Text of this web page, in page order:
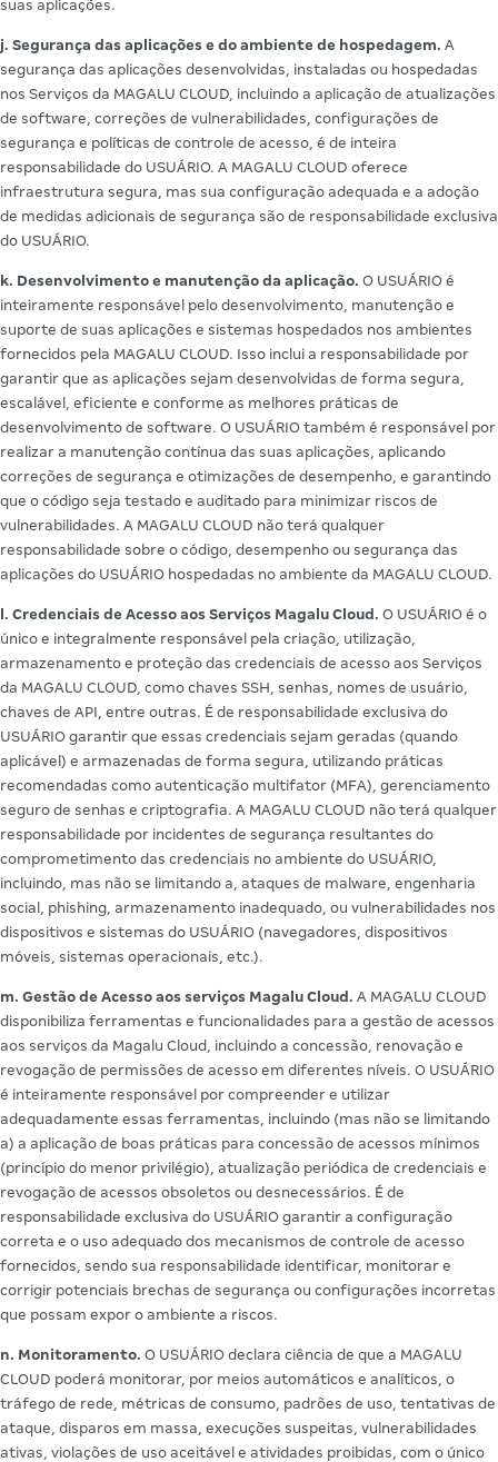
suas aplicações.
j. Segurança das aplicações e do ambiente de hospedagem. A
segurança das aplicações desenvolvidas, instaladas ou hospedadas
nos Serviços da MAGALU CLOUD, incluindo a aplicação de atualizações
de software, correções de vulnerabilidades, configurações de
segurança e políticas de controle de acesso, é de inteira
responsabilidade do USUÁRIO. A MAGALU CLOUD oferece
infraestrutura segura, mas sua configuração adequada e a adoção
de medidas adicionais de segurança são de responsabilidade exclusiva
do USUÁRIO.
k. Desenvolvimento e manutenção da aplicação. O USUÁRIO é
inteiramente responsável pelo desenvolvimento, manutenção e
suporte de suas aplicações e sistemas hospedados nos ambientes
fornecidos pela MAGALU CLOUD. Isso inclui a responsabilidade por
garantir que as aplicações sejam desenvolvidas de forma segura,
escalável, eficiente e conforme as melhores práticas de
desenvolvimento de software. O USUÁRIO também é responsável por
realizar a manutenção contínua das suas aplicações, aplicando
correções de segurança e otimizações de desempenho, e garantindo
que o código seja testado e auditado para minimizar riscos de
vulnerabilidades. A MAGALU CLOUD não terá qualquer
responsabilidade sobre o código, desempenho ou segurança das
aplicações do USUÁRIO hospedadas no ambiente da MAGALU CLOUD.
l. Credenciais de Acesso aos Serviços Magalu Cloud. O USUÁRIO é o
único e integralmente responsável pela criação, utilização,
armazenamento e proteção das credenciais de acesso aos Serviços
da MAGALU CLOUD, como chaves SSH, senhas, nomes de usuário,
chaves de API, entre outras. É de responsabilidade exclusiva do
USUÁRIO garantir que essas credenciais sejam geradas (quando
aplicável) e armazenadas de forma segura, utilizando práticas
recomendadas como autenticação multifator (MFA), gerenciamento
seguro de senhas e criptografia. A MAGALU CLOUD não terá qualquer
responsabilidade por incidentes de segurança resultantes do
comprometimento das credenciais no ambiente do USUÁRIO,
incluindo, mas não se limitando a, ataques de malware, engenharia
social, phishing, armazenamento inadequado, ou vulnerabilidades nos
dispositivos e sistemas do USUÁRIO (navegadores, dispositivos
móveis, sistemas operacionais, etc.).
m. Gestão de Acesso aos serviços Magalu Cloud. A MAGALU CLOUD
disponibiliza ferramentas e funcionalidades para a gestão de acessos
aos serviços da Magalu Cloud, incluindo a concessão, renovação e
revogação de permissões de acesso em diferentes níveis. O USUÁRIO
é inteiramente responsável por compreender e utilizar
adequadamente essas ferramentas, incluindo (mas não se limitando
a) a aplicação de boas práticas para concessão de acessos mínimos
(princípio do menor privilégio), atualização periódica de credenciais e
revogação de acessos obsoletos ou desnecessários. É de
responsabilidade exclusiva do USUÁRIO garantir a configuração
correta e o uso adequado dos mecanismos de controle de acesso
fornecidos, sendo sua responsabilidade identificar, monitorar e
corrigir potenciais brechas de segurança ou configurações incorretas
que possam expor o ambiente a riscos.
n. Monitoramento. O USUÁRIO declara ciência de que a MAGALU
CLOUD poderá monitorar, por meios automáticos e analíticos, o
tráfego de rede, métricas de consumo, padrões de uso, tentativas de
ataque, disparos em massa, execuções suspeitas, vulnerabilidades
ativas, violações de uso aceitável e atividades proibidas, com o único